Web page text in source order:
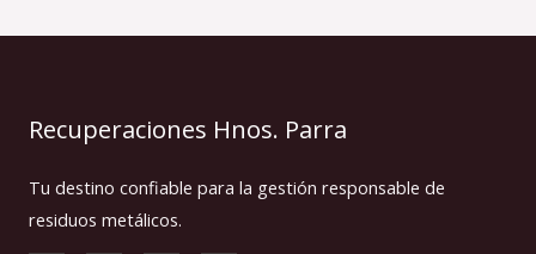
Recuperaciones Hnos. Parra
Tu destino confiable para la gestión responsable de
residuos metálicos.